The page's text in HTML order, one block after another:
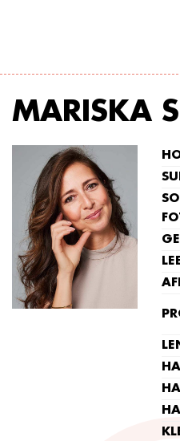
MARISKA